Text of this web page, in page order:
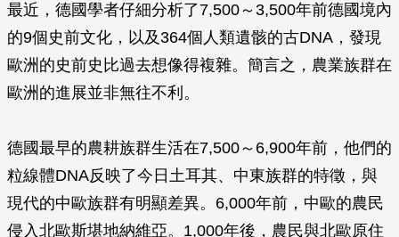
最近，德國學者仔細分析了7,500～3,500年前德國境內
的9個史前文化，以及364個人類遺骸的古DNA，發現
歐洲的史前史比過去想像得複雜。簡言之，農業族群在
歐洲的進展並非無往不利。
德國最早的農耕族群生活在7,500～6,900年前，他們的
粒線體DNA反映了今日土耳其、中東族群的特徵，與
現代的中歐族群有明顯差異。6,000年前，中歐的農民
侵入北歐斯堪地納維亞。1,000年後，農民與北歐原住